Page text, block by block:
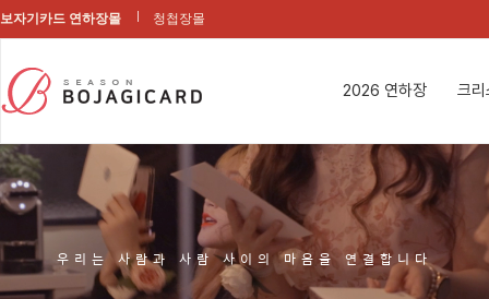
보자기카드 연하장몰 청첩장몰
2026 연하장 크
우리는 사람과 사람 사이의 마음을 연결합니다